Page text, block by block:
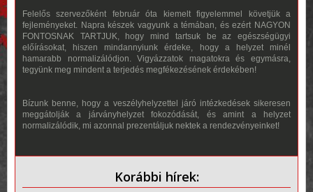
Felelős szervezőként február óta kiemelt figyelemmel követjük a
fejleményeket. Napra készek vagyunk a témában, és ezért NAGYON
FONTOSNAK TARTJUK, hogy mind tartsuk be az egészségügyi
előírásokat, hiszen mindannyiunk érdeke, hogy a helyzet minél
hamarabb normalizálódjon. Vigyázzatok magatokra és egymásra,
tegyünk meg mindent a terjedés megfékezésének érdekében!
Bízunk benne, hogy a veszélyhelyzettel járó intézkedések sikeresen
meggátolják a járványhelyzet fokozódását, és amint a helyzet
normalizálódik, mi azonnal prezentáljuk nektek a rendezvényeinket!
Korábbi hírek: